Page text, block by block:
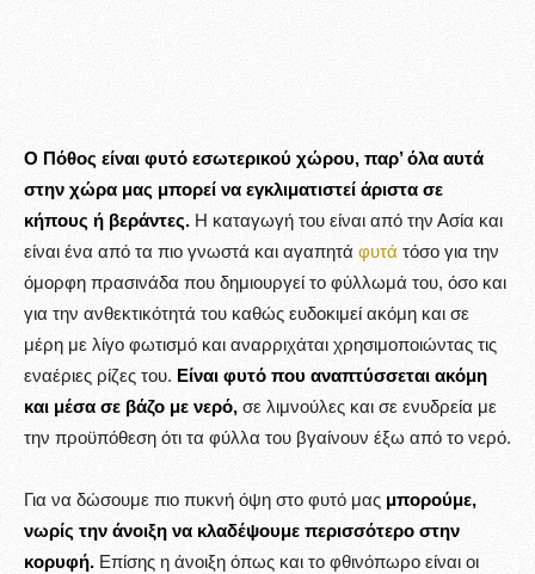
Ο Πόθος είναι φυτό εσωτερικού χώρου, παρ’ όλα αυτά
στην χώρα μας μπορεί να εγκλιματιστεί άριστα σε
κήπους ή βεράντες. Η καταγωγή του είναι από την Ασία και
είναι ένα από τα πιο γνωστά και αγαπητά φυτά τόσο για την
όμορφη πρασινάδα που δημιουργεί το φύλλωμά του, όσο και
για την ανθεκτικότητά του καθώς ευδοκιμεί ακόμη και σε
μέρη με λίγο φωτισμό και αναρριχάται χρησιμοποιώντας τις
εναέριες ρίζες του. Είναι φυτό που αναπτύσσεται ακόμη
και μέσα σε βάζο με νερό, σε λιμνούλες και σε ενυδρεία με
την προϋπόθεση ότι τα φύλλα του βγαίνουν έξω από το νερό.
Για να δώσουμε πιο πυκνή όψη στο φυτό μας μπορούμε,
νωρίς την άνοιξη να κλαδέψουμε περισσότερο στην
κορυφή. Επίσης η άνοιξη όπως και το φθινόπωρο είναι οι